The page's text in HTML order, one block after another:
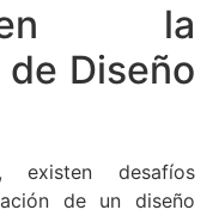
en la
Diseño
desafíos
de un diseño